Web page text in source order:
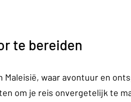
te bereiden
Maleisië, waar avontuur en
om je reis onvergetelijk te